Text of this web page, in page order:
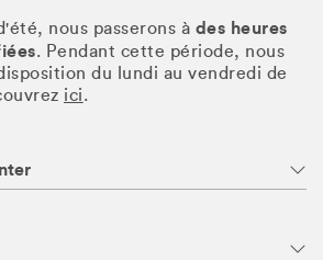
nous passerons à des heures
. Pendant cette période, nous
du lundi au vendredi de
ici.